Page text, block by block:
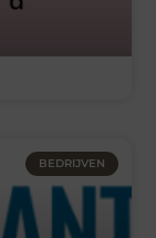
BEDRIJVEN